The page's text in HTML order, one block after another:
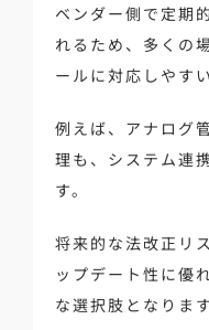
ベンダー側で定期
れるため、多くの
ールに対応しやす
例えば、アナログ
理も、システム連
す。
将来的な法改正リ
ップデート性に優
な選択肢となります